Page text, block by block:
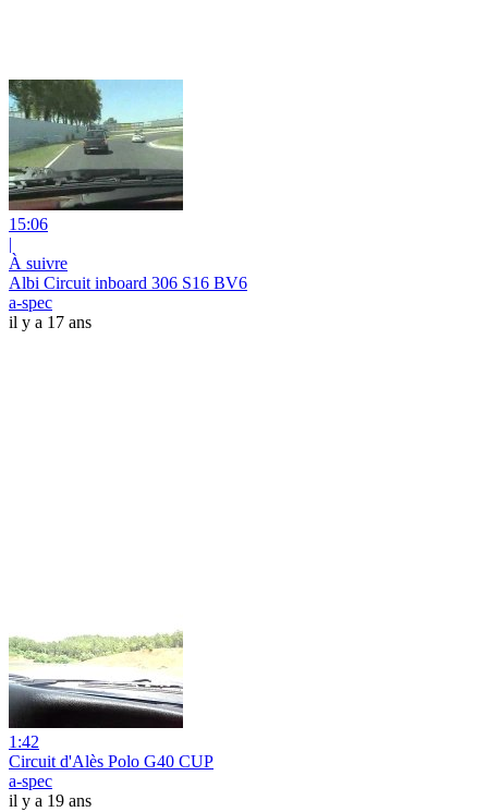
15:06
|
À suivre
Albi Circuit inboard 306 S16 BV6
a-spec
il y a 17 ans
1:42
Circuit d'Alès Polo G40 CUP
a-spec
il y a 19 ans